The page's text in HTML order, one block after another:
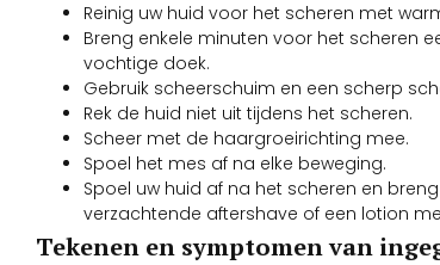
Reinig uw huid voor het scheren met
Breng enkele minuten voor het scheren
vochtige doek.
Gebruik scheerschuim en een scherp
Rek de huid niet uit tijdens het scheren.
Scheer met de haargroeirichting mee.
Spoel het mes af na elke beweging.
Spoel uw huid af na het scheren en
verzachtende aftershave of een lotion
Tekenen en symptomen van